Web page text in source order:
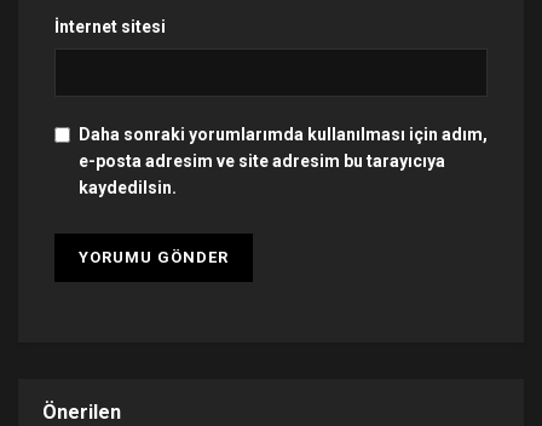
İnternet sitesi
Daha sonraki yorumlarımda kullanılması için adım,
e-posta adresim ve site adresim bu tarayıcıya
kaydedilsin.
Önerilen